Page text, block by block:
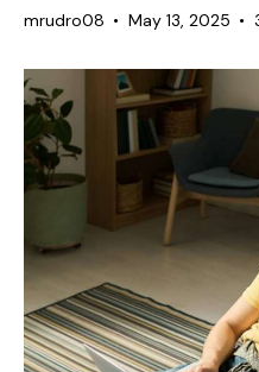
mrudro08 May 13, 2025